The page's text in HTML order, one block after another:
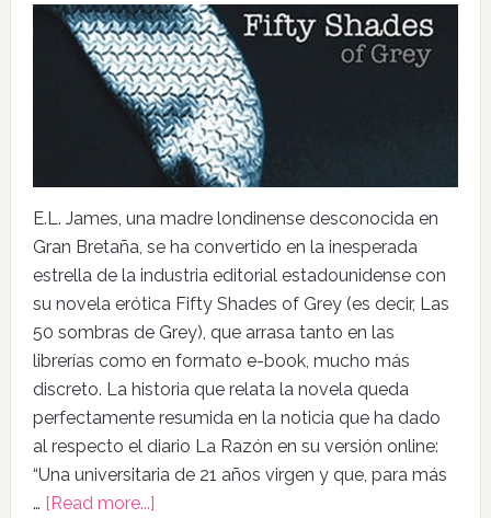
E.L. James, una madre londinense desconocida en
Gran Bretaña, se ha convertido en la inesperada
estrella de la industria editorial estadounidense con
su novela erótica Fifty Shades of Grey (es decir, Las
50 sombras de Grey), que arrasa tanto en las
librerías como en formato e-book, mucho más
discreto. La historia que relata la novela queda
perfectamente resumida en la noticia que ha dado
al respecto el diario La Razón en su versión online:
“Una universitaria de 21 años virgen y que, para más
… [Read more...]